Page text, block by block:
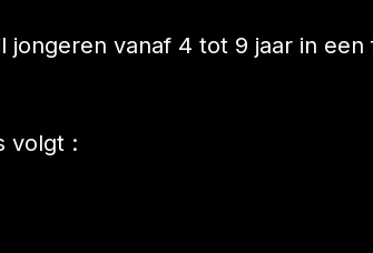
jongeren vanaf 4 tot 9 jaar in
volgt :